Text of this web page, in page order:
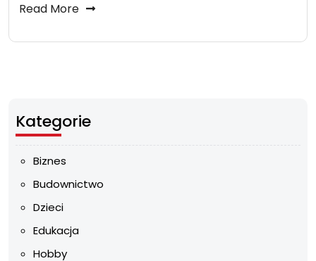
Read More
Kategorie
Biznes
Budownictwo
Dzieci
Edukacja
Hobby